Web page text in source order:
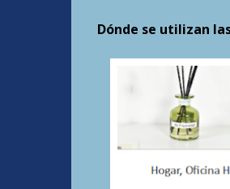
Dónde se utilizan